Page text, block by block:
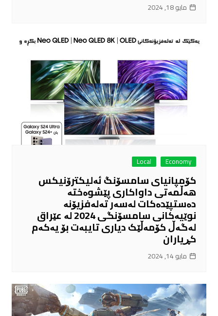
مايو 18, 2024
Economy
Local
کۆمپانیای سامسۆنگ ئەلیکترۆنیکس
هەڵمەتی داواکاری پێشوەختە
دەستپێدەکات لەسەر تەلەفزیۆنە
نوێیەکانی سامسۆنگی 2024 لە عێراق
لەگەڵ کۆمەڵێک دیاری تایبەت بۆ یەکەم
کڕیاران
مايو 14, 2024